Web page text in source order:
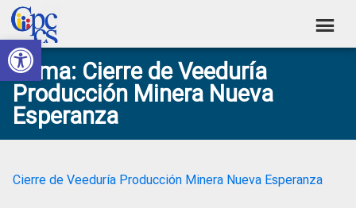
Abrir barra de herramientas
Skip
to
primary
navigation
Skip
to
main
content
Skip
to
primary
sidebar
Skip
to
footer
Consejo
de
Participación
Ciudadana
Control
Construyendo
Poder
Ciudadano
Tema: Cierre de Veeduría
Producción Minera Nueva
Esperanza
Cierre de Veeduría Producción Minera Nueva Esperanza